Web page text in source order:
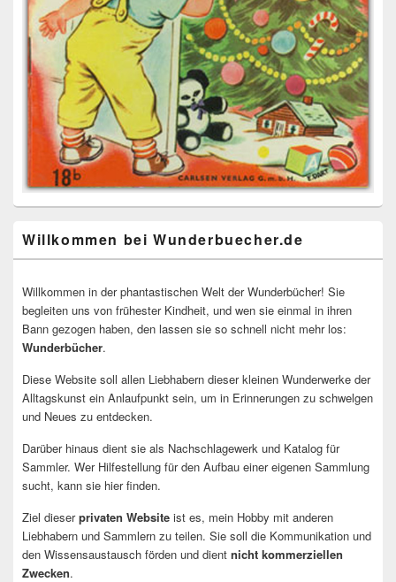
Willkommen bei Wunderbuecher.de
Willkommen in der phantastischen Welt der Wunderbücher! Sie
begleiten uns von frühester Kindheit, und wen sie einmal in ihren
Bann gezogen haben, den lassen sie so schnell nicht mehr los:
Wunderbücher.
Diese Website soll allen Liebhabern dieser kleinen Wunderwerke der
Alltagskunst ein Anlaufpunkt sein, um in Erinnerungen zu schwelgen
und Neues zu entdecken.
Darüber hinaus dient sie als Nachschlagewerk und Katalog für
Sammler. Wer Hilfestellung für den Aufbau einer eigenen Sammlung
sucht, kann sie hier finden.
Ziel dieserprivaten Website ist es, mein Hobby mit anderen
Liebhabern und Sammlern zu teilen. Sie soll die Kommunikation und
den Wissensaustausch förden und dient nicht kommerziellen
Zwecken.